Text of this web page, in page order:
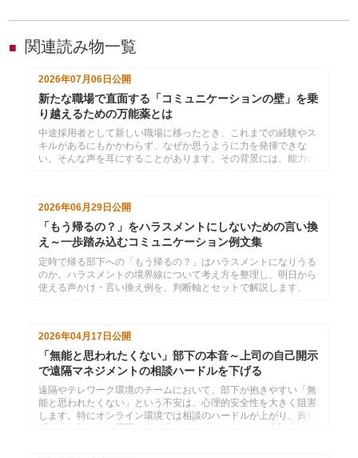
キャリアの停
滞を生み出さ
駕する
■ 関連読み物一覧
2026年07月06日公開
新たな職場で直面する「コミュニケーションの壁」を乗
り越えるための万能薬とは
中途採用者として新しい職場に移ったとき、これまでの経験やス
キルがあるにもかかわらず、なぜか思うように力を発揮できな
い。そんな声を耳にすることがあります。その背景には、能力の
おきたいコミュニケーションの視点を、五つのテーマに沿ってご
紹介します。
2026年06月29日 公開
「もう帰るの？」をハラスメントにしないための言い換
え～一歩踏み込むコミュニケーション例文集
定時で帰る部下への「もう帰るの？」はハラスメントになりうる
のか。ハラスメントの境界線について考え方を整理し、明日から
使える声かけ・言い換え例を、判断軸とセットで解説します。
2026年04月17日 公開
「無能と思われたくない」部下の本音～上司の自己開示
で遠隔マネジメントの相談ハードルを下げる
遠隔やテレワーク環境のチームにおいて、部下が抱きやすい「無
能と思われたくない」という不安は、心理的安全性を大きく阻害
します。特にオンライン環境では相談のハードルが上がり、責任